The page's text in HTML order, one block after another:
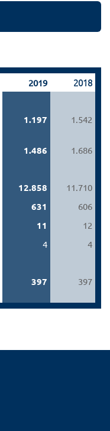
2019 2018
1.197 1.542
1.486
1.686
12.858
11.710
631
606
11
12
4
4
397 397